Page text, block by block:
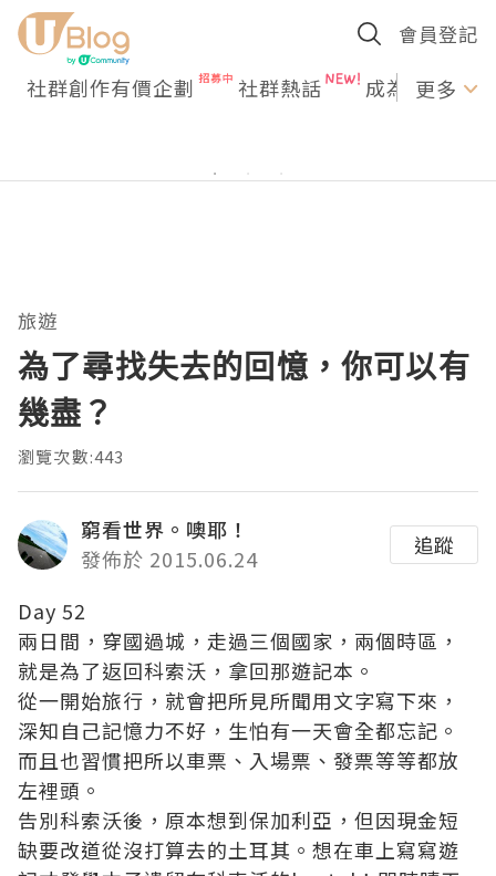
會員登記
社群創作有價企劃 社群熱話 成為U更多
旅遊
為了尋找失去的回憶，你可以有
幾盡？
瀏覽次數:443
窮看世界。噢耶！
發佈於 2015.06.24
追蹤
Day 52
兩日間，穿國過城，走過三個國家，兩個時區，
就是為了返回科索沃，拿回那遊記本。
從一開始旅行，就會把所見所聞用文字寫下來，
深知自己記憶力不好，生怕有一天會全都忘記。
而且也習慣把所以車票、入場票、發票等等都放
左裡頭。
告別科索沃後，原本想到保加利亞，但因現金短
缺要改道從沒打算去的土耳其。想在車上寫寫遊